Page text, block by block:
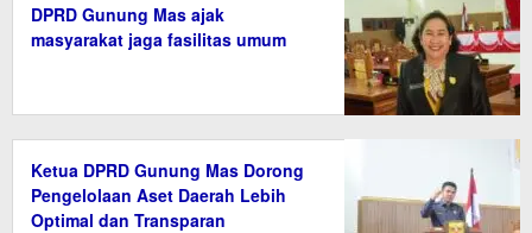
DPRD Gunung Mas ajak
masyarakat jaga fasilitas umum
Ketua DPRD Gunung Mas Dorong
Pengelolaan Aset Daerah Lebih
Optimal dan Transparan